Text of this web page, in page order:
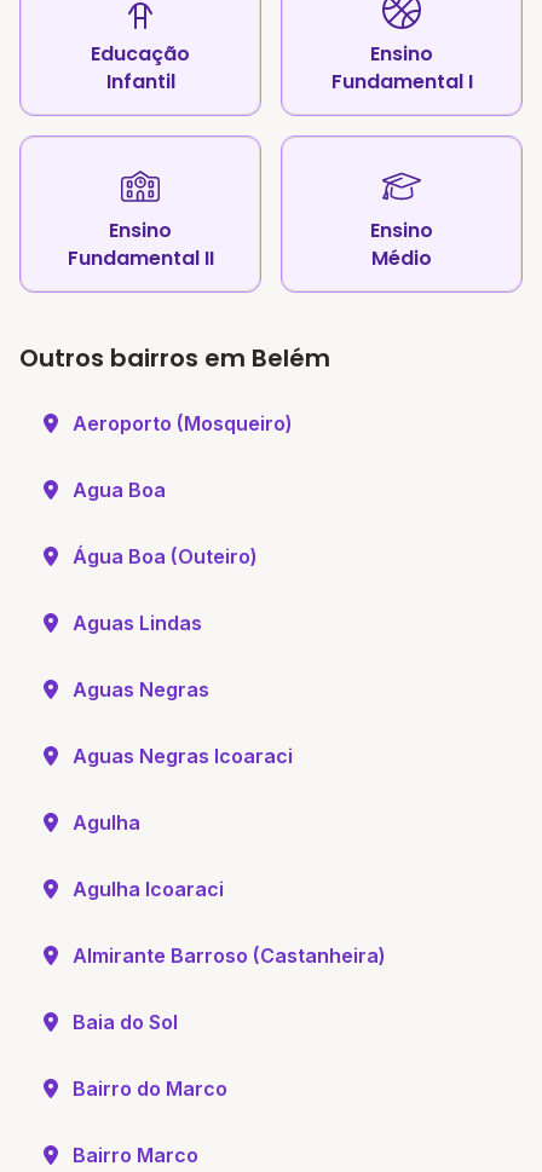
Educação
Infantil
Ensino
Fundamental I
Ensino
Fundamental II
Ensino
Médio
Outros bairros em Belém
Aeroporto (Mosqueiro)
Agua Boa
Água Boa (Outeiro)
Aguas Lindas
Aguas Negras
Aguas Negras Icoaraci
Agulha
Agulha Icoaraci
Almirante Barroso (Castanheira)
Baia do Sol
Bairro do Marco
Bairro Marco